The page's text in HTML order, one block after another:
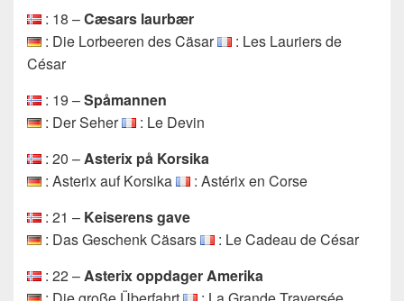
: 18 –Cæsars laurbær
: Die Lorbeeren des Cäsar
: Les Lauriers de
César
: 19 –Spåmannen
: Der Seher
: Le Devin
: 20 –Asterix på Korsika
: Asterix auf Korsika
: Astérix en Corse
: 21 – Keiserens gave
: Das Geschenk Cäsars
: Le Cadeau de César
: 22 –Asterix oppdager Amerika